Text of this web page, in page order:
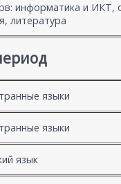
информатика и ИКТ,
литература
языки
языки
язык